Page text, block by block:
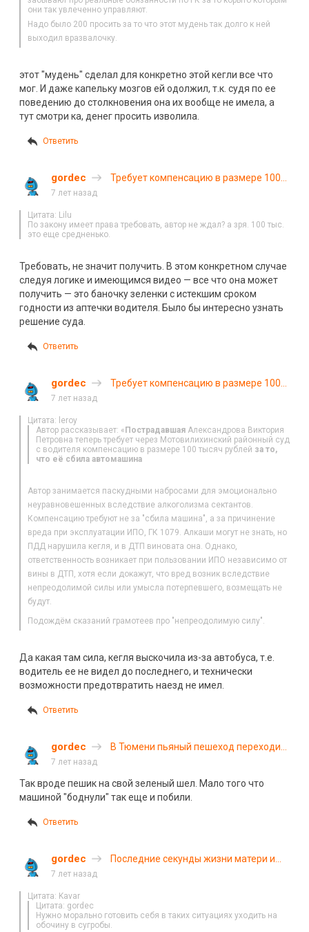
они так увлеченно управляют.
Надо было 200 просить за то что этот мудень так долго к ней
выходил вразвалочку.
этот "мудень" сделал для конкретно этой кегли все что
мог. И даже капельку мозгов ей одолжил, т.к. судя по ее
поведению до столкновения она их вообще не имела, а
тут смотри ка, денег просить изволила.
Ответить
gordec
Требует компенсацию в размере 100
7 лет назад
Цитата: Lilu
По закону имеет права требовать, автор не ждал? а зря. 100 тыс.
это еще средненько.
Требовать, не значит получить. В этом конкретном случае
следуя логике и имеющимся видео — все что она может
получить — это баночку зеленки с истекшим сроком
годности из аптечки водителя. Было бы интересно узнать
решение суда.
Ответить
gordec
Требует компенсацию в размере 100
7 лет назад
Цитата: leroy
Автор рассказывает: «Пострадавшая Александрова Виктория
Петровна теперь требует через Мотовилихинский районный суд
с водителя компенсацию в размере 100 тысяч рублей за то,
что её сбила автомашина
Автор занимается паскудными набросами для эмоционально
неуравновешенных вследствие алкоголизма сектантов.
Компенсацию требуют не за "сбила машина", а за причинение
вреда при эксплуатации ИПО, ГК 1079. Алкаши могут не знать, но
ПДД нарушила кегля, и в ДТП виновата она. Однако,
ответственность возникает при пользовании ИПО независимо от
вины в ДТП, хотя если докажут, что вред возник вследствие
непреодолимой силы или умысла потерпевшего, возмещать не
будут.
Подождём сказаний грамотеев про "непреодолимую силу".
Да какая там сила, кегля выскочила из-за автобуса, т.е.
водитель ее не видел до последнего, и технически
возможности предотвратить наезд не имел.
Ответить
gordec
В Тюмени пьяный пешеход переходил
7 лет назад
Так вроде пешик на свой зеленый шел. Мало того что
машиной "боднули" так еще и побили.
Ответить
gordec
Последние секунды жизни матери и
7 лет назад
Цитата: Kavar
Цитата: gordec
Нужно морально готовить себя в таких ситуациях уходить на
обочину в сугробы.